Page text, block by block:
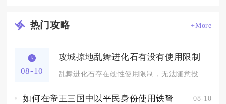
热门攻略 +More
08-10
攻城掠地乱舞进化石有没有使用限制
乱舞进化石存在硬性使用限制，无法随意投入晶石进化，想要成功使...
如何在帝王三国中以平民身份使用铁弩 08-10